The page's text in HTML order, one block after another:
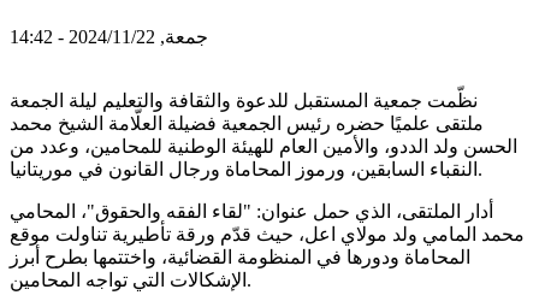
جمعة, 2024/11/22 - 14:42
نظّمت جمعية المستقبل للدعوة والثقافة والتعليم ليلة الجمعة
ملتقى علميًا حضره رئيس الجمعية فضيلة العلّامة الشيخ محمد
الحسن ولد الددو، والأمين العام للهيئة الوطنية للمحامين، وعدد من
النقباء السابقين، ورموز المحاماة ورجال القانون في موريتانيا.
أدار الملتقى، الذي حمل عنوان: "لقاء الفقه والحقوق"، المحامي
محمد المامي ولد مولاي اعل، حيث قدّم ورقة تأطيرية تناولت موقع
المحاماة ودورها في المنظومة القضائية، واختتمها بطرح أبرز
الإشكالات التي تواجه المحامين.